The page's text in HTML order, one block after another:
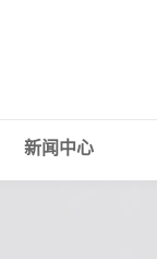
新闻中心